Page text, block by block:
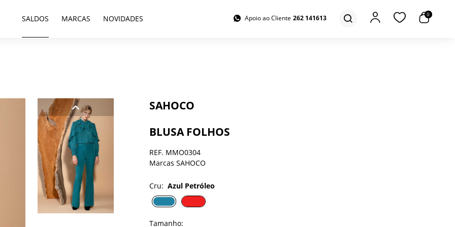
SALDOS MARCAS NOVIDADES Apoio ao Cliente 262 141613 0
SAHOCO
BLUSA FOLHOS
REF. MMO0304
Marcas SAHOCO
Cru: Azul Petróleo
Tamanho: